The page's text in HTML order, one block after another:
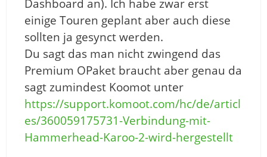
Dashboard an). Ich habe zwar erst
einige Touren geplant aber auch diese
sollten ja gesynct werden.
Du sagt das man nicht zwingend das
Premium OPaket braucht aber genau da
sagt zumindest Koomot unter
https://support.komoot.com/hc/de/articl
es/360059175731-Verbindung-mit-
Hammerhead-Karoo-2-wird-hergestellt